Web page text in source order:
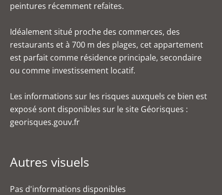
peintures récemment refaites.
Idéalement situé proche des commerces, des
restaurants et à 700 m des plages, cet appartement
est parfait comme résidence principale, secondaire
ou comme investissement locatif.
Les informations sur les risques auxquels ce bien est
exposé sont disponibles sur le site Géorisques :
georisques.gouv.fr
Autres visuels
Pas d'informations disponibles